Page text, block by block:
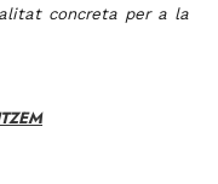
concreta per a la